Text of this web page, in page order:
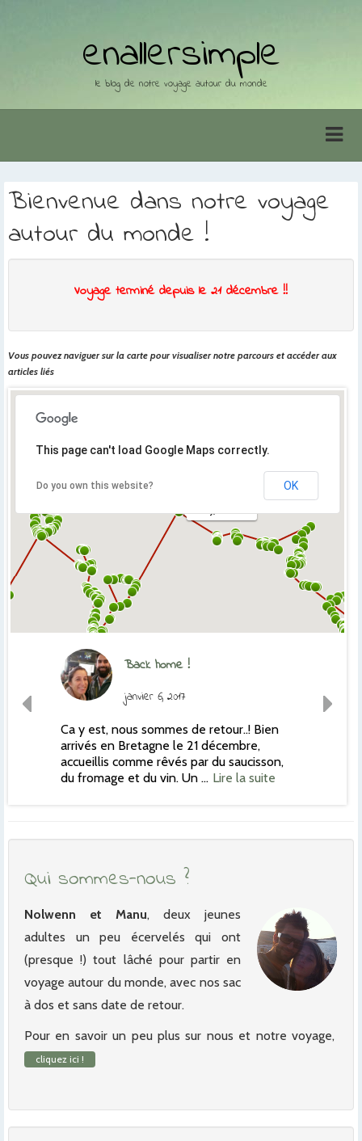
enallersimple
le blog de notre voyage autour du monde
Bienvenue dans notre voyage
autour du monde !
Voyage terminé depuis le 21 décembre !!
Vous pouvez naviguer sur la carte pour visualiser notre parcours et accéder aux
articles liés
This page can't load Google Maps correctly.
Do you own this website? OK
Back home !
janvier 6, 2017
Ca y est, nous sommes de retour..! Bien
arrivés en Bretagne le 21 décembre,
accueillis comme rêvés par du saucisson,
du fromage et du vin. Un … Lire la suite
Qui sommes-nous ?
Nolwenn et Manu, deux jeunes
adultes un peu écervelés qui ont
(presque !) tout lâché pour partir en
voyage autour du monde, avec nos sac
à dos et sans date de retour.
Pour en savoir un peu plus sur nous et notre voyage,
cliquez ici !